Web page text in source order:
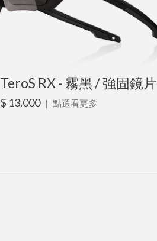
TeroS RX - 霧黑 / 強固鏡片
$ 13,000 ｜ 點選看更多